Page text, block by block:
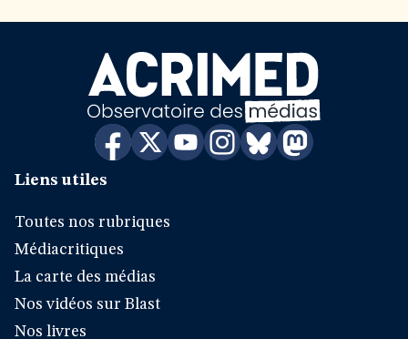
Liens utiles
Toutes nos rubriques
Médiacritiques
La carte des médias
Nos vidéos sur Blast
Nos livres